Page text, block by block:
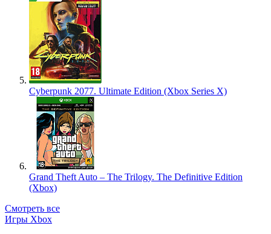
Cyberpunk 2077. Ultimate Edition (Xbox Series X)
Grand Theft Auto – The Trilogy. The Definitive Edition
(Xbox)
Смотреть все
Игры Xbox